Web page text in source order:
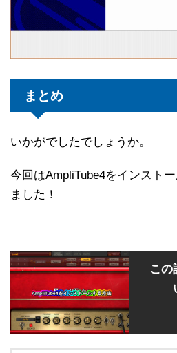
まとめ
いかがでしたでしょうか。
今回はAmpliTube4をインスト
ました！
この